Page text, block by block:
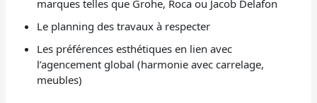
marques telles que Grohe, Roca ou Jacob Delafon
Le planning des travaux à respecter
Les préférences esthétiques en lien avec
l’agencement global (harmonie avec carrelage,
meubles)